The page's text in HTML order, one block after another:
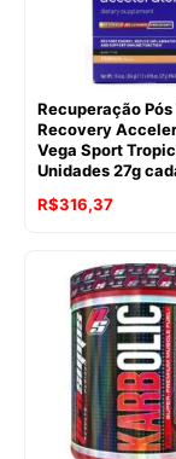
Recuperação
Recovery
Vega Sport
Unidades 27g
R$316,37